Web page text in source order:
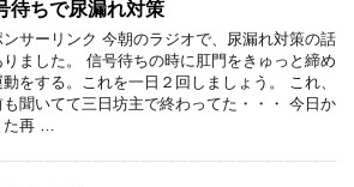
待ちで尿漏れ対策
ンサーリンク 今朝のラジオで、尿漏れ対策の話
りました。 信号待ちの時に肛門をきゅっと締め
動をする。これを一日２回しましょう。 これ、
も聞いてて三日坊主で終わってた・・・ 今日か
た再 …